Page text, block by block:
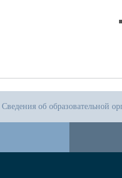
Сведения об образовательной